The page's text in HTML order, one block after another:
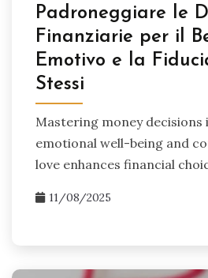
Padroneggiare le
Finanziarie per il
Emotivo e la
Stessi
Mastering money decisions
emotional well-being and
love enhances financial
11/08/2025